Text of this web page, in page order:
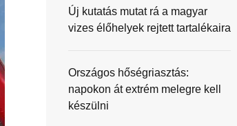
Új kutatás mutat rá a magyar
vizes élőhelyek rejtett tartalékaira
Országos hőségriasztás:
napokon át extrém melegre kell
készülni